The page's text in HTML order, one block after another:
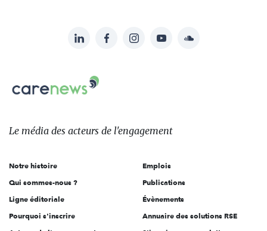
sur:
LinkedInFacebookInstagramYouTubeSoundcloud
Carenews,
Le
des
l'engagement
Le média des acteurs de l'engagement
Notre histoire
Qui sommes-nous ?
Ligne éditoriale
Pourquoi s'inscrire
Emplois
Publications
Évènements
Annuaire des solutions RSE